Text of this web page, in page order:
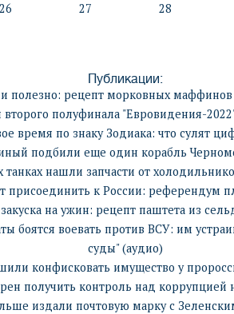
26 27
28
Публикации:
полезно: рецепт морковных маффинов
полуфинала "Евровидения-
время по знаку Зодиака: что сулят
подбили еще один корабль
танках нашли запчасти от
присоединить к России: референдум
на ужин: рецепт паштета из
боятся воевать против ВСУ: им
суды" (аудио)
конфисковать имущество у
получить контроль над
издали почтовую марку с